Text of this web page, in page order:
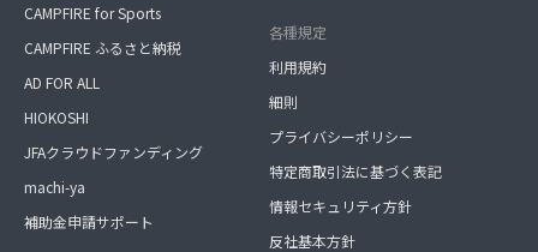
CAMPFIRE for Sports
CAMPFIRE ふるさと納税
AD FOR ALL
HIOKOSHI
JFAクラウドファンディング
machi-ya
補助金申請サポート
各種規定
利用規約
細則
プライバシーポリシー
特定商取引法に基づく表記
情報セキュリティ方針
反社基本方針